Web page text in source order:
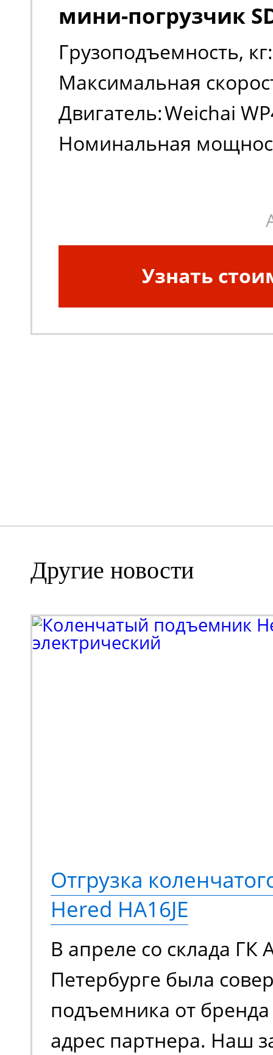
мини-погрузчик
Грузоподъемность, кг:
Максимальная
Двигатель:Weichai
Номинальная
Узнать
Другие новости
Отгрузка
Hered HA16JE
В апреле со склада ГК
Петербурге была
подъемника от
адрес партнера. Наш